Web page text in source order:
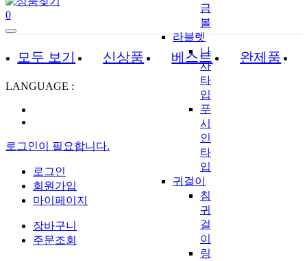
금
볼
라블렛
나
사
타
입
푸
시
인
타
입
귀걸이
침
귀
걸
이
링
0
모두 보기 신상품 베스트 완제품
LANGUAGE :
로그인이 필요합니다.
로그인
회원가입
마이페이지
장바구니
주문조회